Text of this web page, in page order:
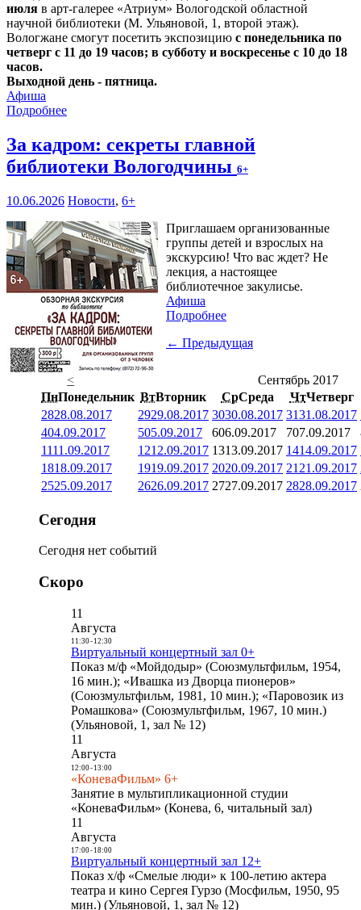
июля в арт-галерее «Атриум» Вологодской областной
научной библиотеки (М. Ульяновой, 1, второй этаж).
Вологжане смогут посетить экспозицию с понедельника по
четверг с 11 до 19 часов; в субботу и воскресенье с 10 до 18
часов.
Выходной день - пятница.
Афиша
Подробнее
За кадром: секреты главной
библиотеки Вологодчины 6+
10.06.2026 Новости, 6+
Приглашаем организованные
группы детей и взрослых на
экскурсию! Что вас ждет? Не
лекция, а настоящее
библиотечное закулисье.
Афиша
Подробнее
← Предыдущая
<
Сентябрь 2017
ПнПонедельник ВтВторник СрСреда ЧтЧетверг
2828.08.2017 2929.08.2017 3030.08.2017 3131.08.2017
404.09.2017 505.09.2017 606.09.2017 707.09.2017
1111.09.2017 1212.09.2017 1313.09.2017 1414.09.2017
1818.09.2017 1919.09.2017 2020.09.2017 21 21.09.2017
2525.09.2017 2626.09.2017 2727.09.2017 2828.09.2017
Сегодня
Сегодня нет событий
Скоро
11
Августа
11:30- 12:30
Виртуальный концертный зал 0+
Показ м/ф «Мойдодыр» (Союзмультфильм, 1954,
16 мин.); «Ивашка из Дворца пионеров»
(Союзмультфильм, 1981, 10 мин.); «Паровозик из
Ромашкова» (Союзмультфильм, 1967, 10 мин.)
(Ульяновой, 1, зал № 12)
11
Августа
12:00- 13:00
«КоневаФильм» 6+
Занятие в мультипликационной студии
«КоневаФильм» (Конева, 6, читальный зал)
11
Августа
17:00- 18:00
Виртуальный концертный зал 12+
Показ х/ф «Смелые люди» к 100-летию актера
театра и кино Сергея Гурзо (Мосфильм, 1950, 95
мин.) (Ульяновой, 1, зал № 12)